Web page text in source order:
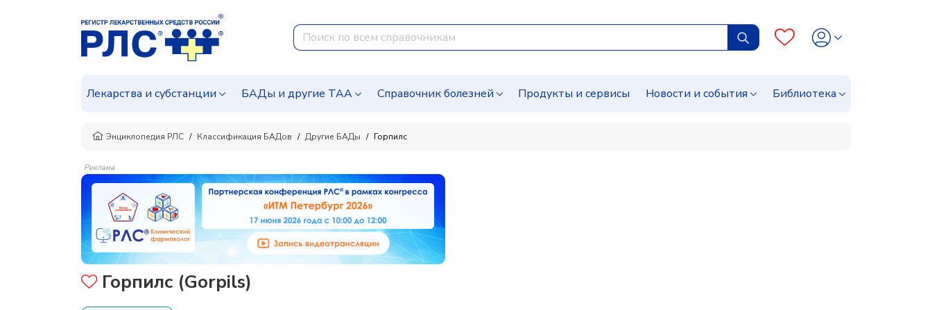
Лекарства и субстанции БАДы и другие ТАА Справочник болезней Продукты и сервисы Новости и события Библиотека
Энциклопедия РЛС Классификация БАДов Другие БАДы Горпилс
Реклама
Горпилс (Gorpils)